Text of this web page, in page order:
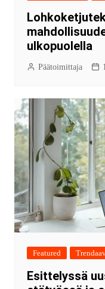
ulkopuolella
Päätoimittaja
Featured
Esittelyssä